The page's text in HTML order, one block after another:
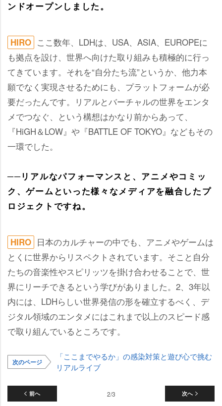
ンドオープンしました。
HIRO ここ数年、LDHは、USA、ASIA、EUROPEに
も拠点を設け、世界へ向けた取り組みも積極的に行っ
てきています。それを“自分たち流”というか、他力本
願でなく実現させるためにも、プラットフォームが必
要だったんです。リアルとバーチャルの世界をエンタ
メでつなぐ、という構想はかなり前からあって、
『HiGH＆LOW』や『BATTLE OF TOKYO』などもその
一環でした。
──リアルなパフォーマンスと、アニメやコミッ
ク、ゲームといった様々なメディアを融合したプ
ロジェクトですね。
HIRO 日本のカルチャーの中でも、アニメやゲームは
とくに世界からリスペクトされています。そこと自分
たちの音楽性やスピリッツを掛け合わせることで、世
界にリーチできるという学びがありました。2、3年以
内には、LDHらしい世界発信の形を確立するべく、デ
ジタル領域のエンタメにはこれまで以上のスピード感
で取り組んでいるところです。
次のページ
「ここまでやるか」の感染対策と遊び心で挑む
リアルライブ
前へ 次へ
2/3